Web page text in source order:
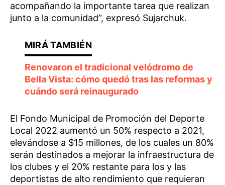
acompañando la importante tarea que realizan
junto a la comunidad”, expresó Sujarchuk.
Renovaron el tradicional velódromo de
Bella Vista: cómo quedó tras las reformas y
cuándo será reinaugurado
El Fondo Municipal de Promoción del Deporte
Local 2022 aumentó un 50% respecto a 2021,
elevándose a $15 millones, de los cuales un 80%
serán destinados a mejorar la infraestructura de
los clubes y el 20% restante para los y las
deportistas de alto rendimiento que requieran